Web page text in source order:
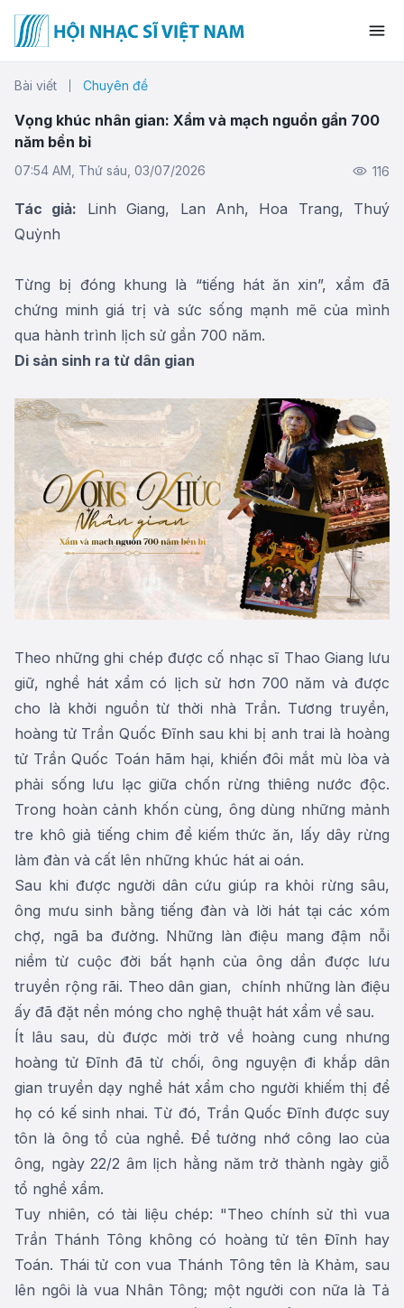
Bài viết Chuyên đề
Vọng khúc nhân gian: Xẩm và mạch nguồn gần 700
năm bền bỉ
07:54 AM, Thứ sáu, 03/07/2026 116
Tác giả: Linh Giang, Lan Anh, Hoa Trang, Thuý
Quỳnh
Từng bị đóng khung là “tiếng hát ăn xin”, xẩm đã
chứng minh giá trị và sức sống mạnh mẽ của mình
qua hành trình lịch sử gần 700 năm.
Di sản sinh ra từ dân gian
Theo những ghi chép được cố nhạc sĩ Thao Giang lưu
giữ, nghề hát xẩm có lịch sử hơn 700 năm và được
cho là khởi nguồn từ thời nhà Trần. Tương truyền,
hoàng tử Trần Quốc Đĩnh sau khi bị anh trai là hoàng
tử Trần Quốc Toán hãm hại, khiến đôi mắt mù lòa và
phải sống lưu lạc giữa chốn rừng thiêng nước độc.
Trong hoàn cảnh khốn cùng, ông dùng những mảnh
tre khô giả tiếng chim để kiếm thức ăn, lấy dây rừng
làm đàn và cất lên những khúc hát ai oán.
Sau khi được người dân cứu giúp ra khỏi rừng sâu,
ông mưu sinh bằng tiếng đàn và lời hát tại các xóm
chợ, ngã ba đường. Những làn điệu mang đậm nỗi
niềm từ cuộc đời bất hạnh của ông dần được lưu
truyền rộng rãi. Theo dân gian, chính những làn điệu
ấy đã đặt nền móng cho nghệ thuật hát xẩm về sau.
Ít lâu sau, dù được mời trở về hoàng cung nhưng
hoàng tử Đĩnh đã từ chối, ông nguyện đi khắp dân
gian truyền dạy nghề hát xẩm cho người khiếm thị để
họ có kế sinh nhai. Từ đó, Trần Quốc Đĩnh được suy
tôn là ông tổ của nghề. Để tưởng nhớ công lao của
ông, ngày 22/2 âm lịch hằng năm trở thành ngày giỗ
tổ nghề xẩm.
Tuy nhiên, có tài liệu chép: "Theo chính sử thì vua
Trần Thánh Tông không có hoàng tử tên Đĩnh hay
Toán. Thái tử con vua Thánh Tông tên là Khảm, sau
lên ngôi là vua Nhân Tông; một người con nữa là Tả